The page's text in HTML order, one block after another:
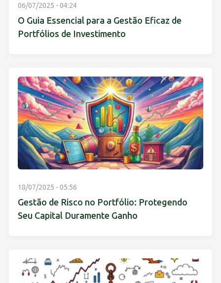
06/07/2025 - 04:24
O Guia Essencial para a Gestão Eficaz de
Portfólios de Investimento
18/07/2025 - 05:56
Gestão de Risco no Portfólio: Protegendo
Seu Capital Duramente Ganho